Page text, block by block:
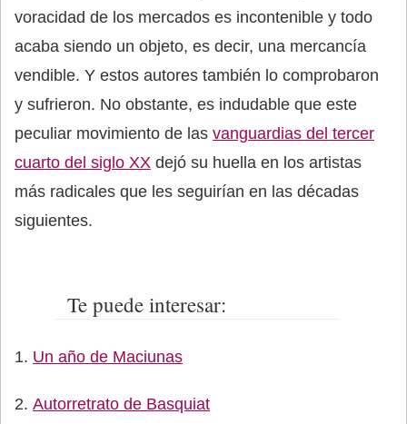
voracidad de los mercados es incontenible y todo
acaba siendo un objeto, es decir, una mercancía
vendible. Y estos autores también lo comprobaron
y sufrieron. No obstante, es indudable que este
peculiar movimiento de las vanguardias del tercer
cuarto del siglo XX dejó su huella en los artistas
más radicales que les seguirían en las décadas
siguientes.
Te puede interesar:
Un año de Maciunas
Autorretrato de Basquiat